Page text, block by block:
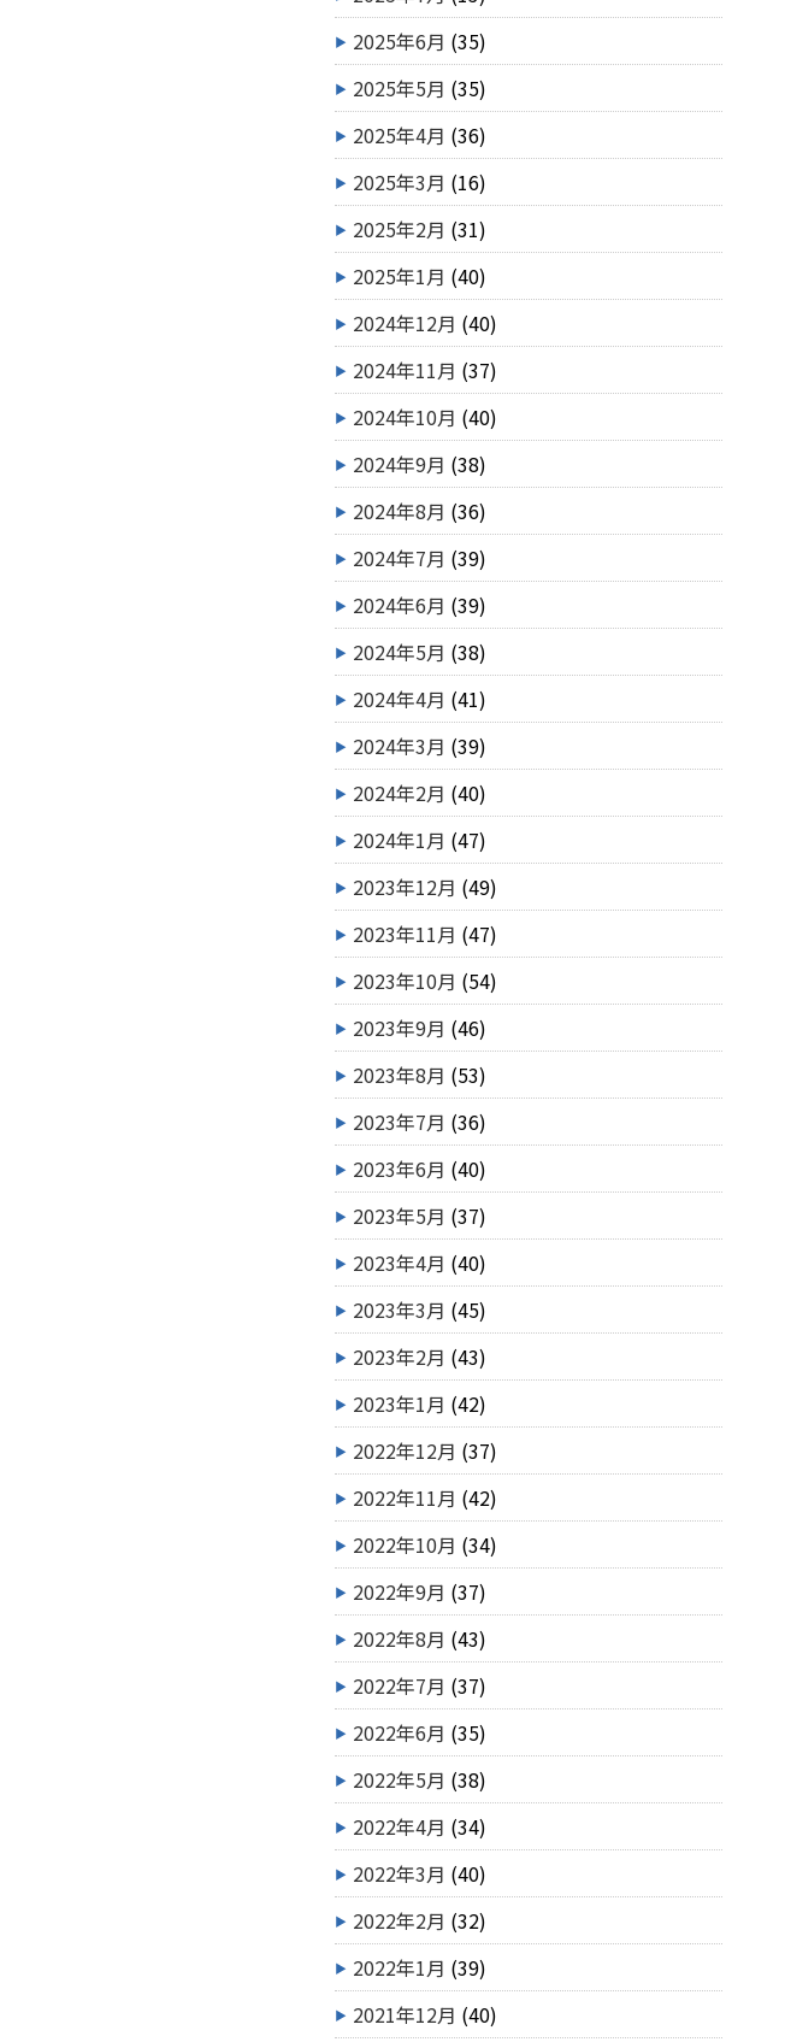
2025年6月 (35)
2025年5月 (35)
2025年4月 (36)
2025年3月 (16)
2025年2月 (31)
2025年1月 (40)
2024年12月 (40)
2024年11月 (37)
2024年10月 (40)
2024年9月 (38)
2024年8月 (36)
2024年7月 (39)
2024年6月 (39)
2024年5月 (38)
2024年4月 (41)
2024年3月 (39)
2024年2月 (40)
2024年1月 (47)
2023年12月 (49)
2023年11月 (47)
2023年10月 (54)
2023年9月 (46)
2023年8月 (53)
2023年7月 (36)
2023年6月 (40)
2023年5月 (37)
2023年4月 (40)
2023年3月 (45)
2023年2月 (43)
2023年1月 (42)
2022年12月 (37)
2022年11月 (42)
2022年10月 (34)
2022年9月 (37)
2022年8月 (43)
2022年7月 (37)
2022年6月 (35)
2022年5月 (38)
2022年4月 (34)
2022年3月 (40)
2022年2月 (32)
2022年1月 (39)
2021年12月 (40)